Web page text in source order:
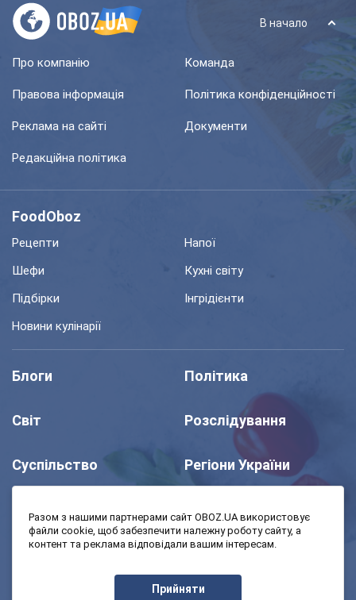
В начало
Про компанію Команда
Правова інформація Політика конфіденційності
Реклама на сайті Документи
Редакційна політика
FoodOboz
Рецепти
Напої
Шефи
Кухні світу
Підбірки
Інгрідієнти
Новини кулінарії
Блоги Політика
Світ Розслідування
Суспільство Регіони України
Шоу Спорт
Моя школа
Разом з нашими партнерами сайт OBOZ.UA використовує
файли cookie, щоб забезпечити належну роботу сайту, а
контент та реклама відповідали вашим інтересам.
Прийняти